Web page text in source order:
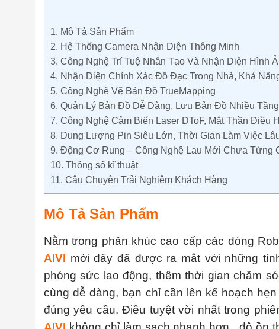
1. Mô Tả Sản Phẩm
2. Hệ Thống Camera Nhận Diện Thông Minh
3. Công Nghệ Trí Tuệ Nhân Tạo Và Nhận Diện Hình
4. Nhận Diện Chính Xác Đồ Đạc Trong Nhà, Khả
5. Công Nghệ Vẽ Bản Đồ TrueMapping
6. Quản Lý Bản Đồ Dễ Dàng, Lưu Bản Đồ Nhiều Tầng
7. Công Nghệ Cảm Biến Laser DToF, Mắt Thần Điều
8. Dung Lượng Pin Siêu Lớn, Thời Gian Làm Việc
9. Động Cơ Rung – Công Nghệ Lau Mới Chưa Từng
10. Thông số kĩ thuật
11. Câu Chuyện Trải Nghiệm Khách Hàng
Mô Tả Sản Phẩm
Nằm trong phân khúc cao cấp các dòng
AIVI mới đây đã được ra mắt với những
phóng sức lao động, thêm thời gian chăm
cùng dễ dàng, bạn chỉ cần lên kế hoạch
đúng yêu cầu. Điều tuyệt vời nhất trong